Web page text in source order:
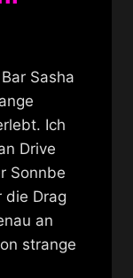
Sasha
Ich
Drive
Sonnbe
die Drag
an
strange